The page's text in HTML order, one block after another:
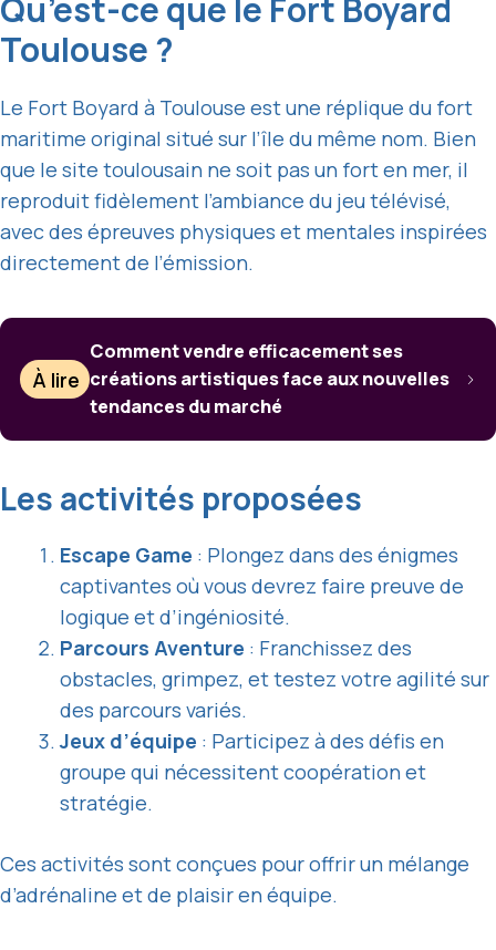
Qu’est-ce que le Fort Boyard
Toulouse ?
Le Fort Boyard à Toulouse est une réplique du fort
maritime original situé sur l’île du même nom. Bien
que le site toulousain ne soit pas un fort en mer, il
reproduit fidèlement l’ambiance du jeu télévisé,
avec des épreuves physiques et mentales inspirées
directement de l’émission.
À lire
Comment vendre efficacement ses
créations artistiques face aux nouvelles
tendances du marché
Les activités proposées
Escape Game : Plongez dans des énigmes
captivantes où vous devrez faire preuve de
logique et d’ingéniosité.
Parcours Aventure : Franchissez des
obstacles, grimpez, et testez votre agilité sur
des parcours variés.
Jeux d’équipe : Participez à des défis en
groupe qui nécessitent coopération et
stratégie.
Ces activités sont conçues pour offrir un mélange
d’adrénaline et de plaisir en équipe.